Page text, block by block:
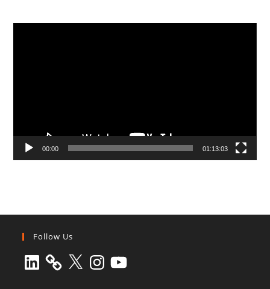
00:00 01:13:03
Follow Us
LinkedIn X Instagram
YouTube